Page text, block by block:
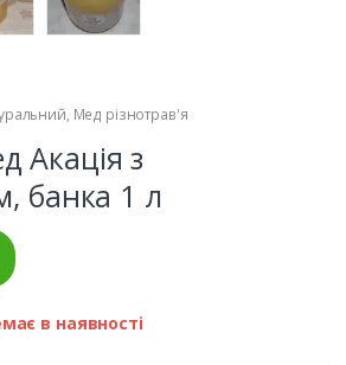
, Мед різнотрав'я
Акація з
банка 1 л
в наявності